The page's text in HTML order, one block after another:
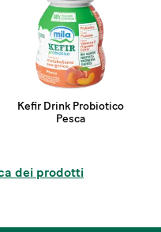
Kefir Drink Probiotico
Pesca
dei prodotti